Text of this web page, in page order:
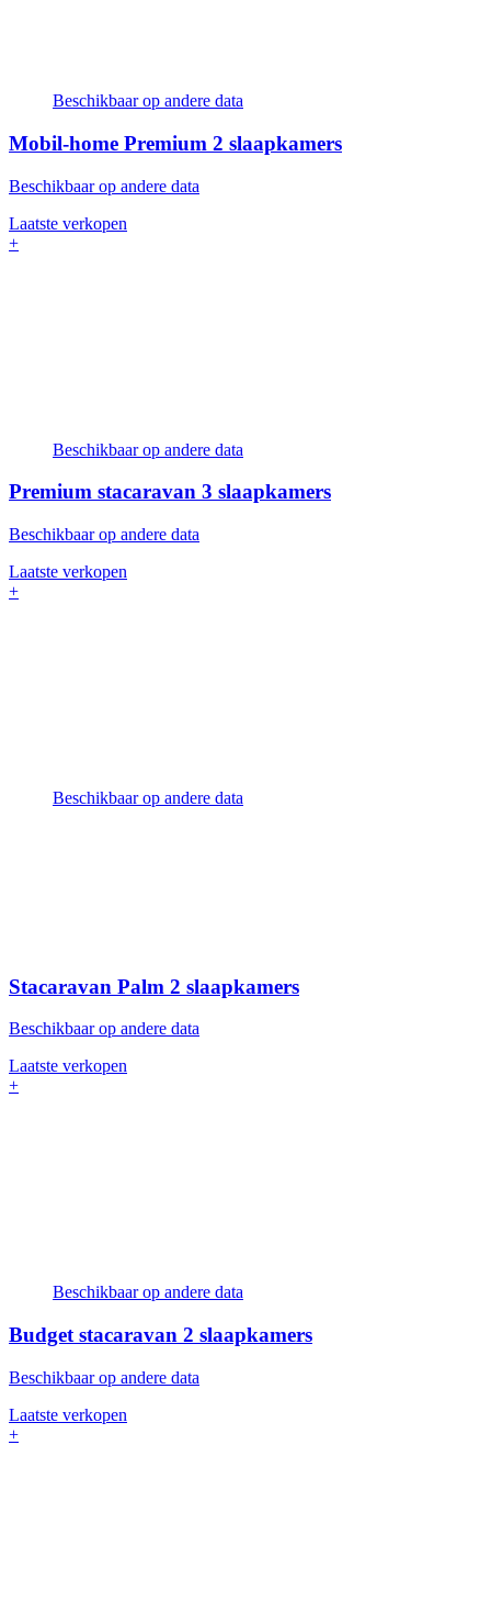
Beschikbaar op andere data
Mobil-home Premium 2 slaapkamers
Beschikbaar op andere data
Laatste verkopen
+
Beschikbaar op andere data
Premium stacaravan 3 slaapkamers
Beschikbaar op andere data
Laatste verkopen
+
Beschikbaar op andere data
Stacaravan Palm 2 slaapkamers
Beschikbaar op andere data
Laatste verkopen
+
Beschikbaar op andere data
Budget stacaravan 2 slaapkamers
Beschikbaar op andere data
Laatste verkopen
+